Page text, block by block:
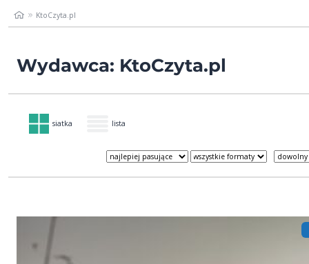
KtoCzyta.pl
Wydawca: KtoCzyta.pl
siatka lista